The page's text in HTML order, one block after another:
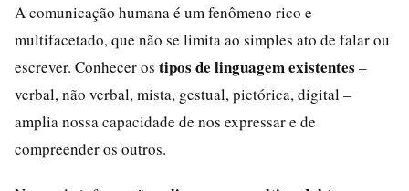
A comunicação humana é um fenômeno rico e
multifacetado, que não se limita ao simples ato de falar ou
escrever. Conhecer os tipos de linguagem existentes –
verbal, não verbal, mista, gestual, pictórica, digital –
amplia nossa capacidade de nos expressar e de
compreender os outros.